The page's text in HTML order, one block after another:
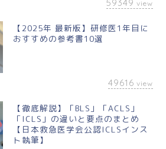
59349 view
【2025年 最新版】研修医1年目に
おすすめの参考書10選
49616 view
【徹底解説】「BLS」「ACLS」
「ICLS」の違いと要点のまとめ
【日本救急医学会公認ICLSインス
ト執筆】